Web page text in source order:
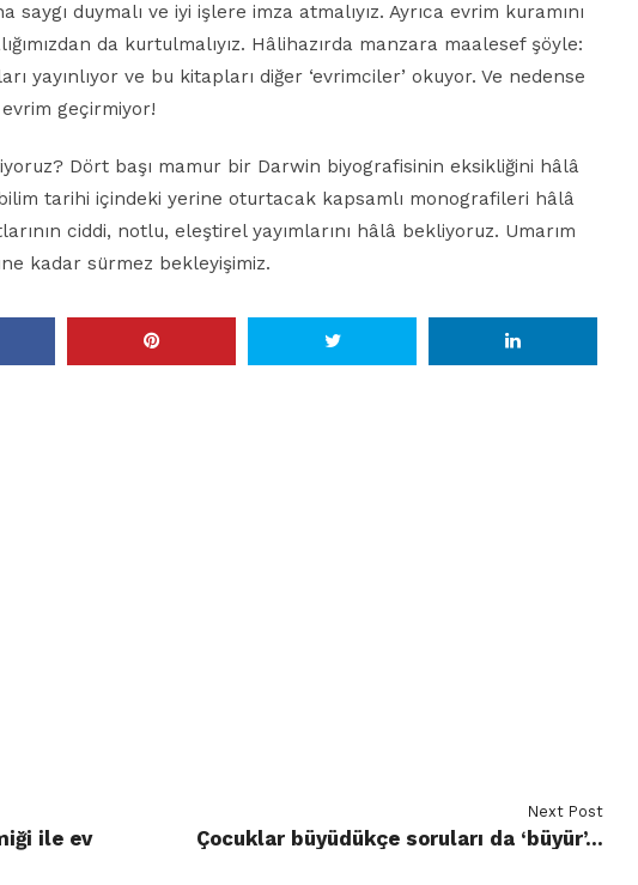
duymalı ve iyi işlere imza atmalıyız. Ayrıca evrim kuramını
da kurtulmalıyız. Hâlihazırda manzara maalesef şöyle:
yayınlıyor ve bu kitapları diğer ‘evrimciler’ okuyor. Ve nedense
geçirmiyor!
Dört başı mamur bir Darwin biyografisinin eksikliğini hâlâ
tarihi içindeki yerine oturtacak kapsamlı monografileri hâlâ
ciddi, notlu, eleştirel yayımlarını hâlâ bekliyoruz. Umarım
kadar sürmez bekleyişimiz.
ile ev
Next Post
Çocuklar büyüdükçe soruları da ‘büyür’…